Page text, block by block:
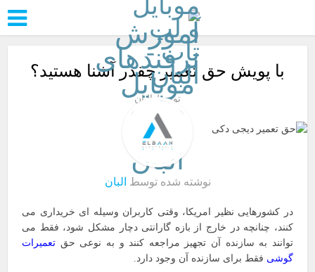
با پویش حق تعمیر چقدر آشنا هستید؟
توسط البان
نوشته شده توسط البان
در کشورهایی نظیر امریکا، وقتی کاربران وسیله ای خریداری می
کنند، چنانچه در خارج از بازه گارانتی دچار مشکل شود، فقط می
توانند به سازنده آن تجهیز مراجعه کنند و به نوعی حق تعمیرات
گوشی فقط برای سازنده آن وجود دارد.